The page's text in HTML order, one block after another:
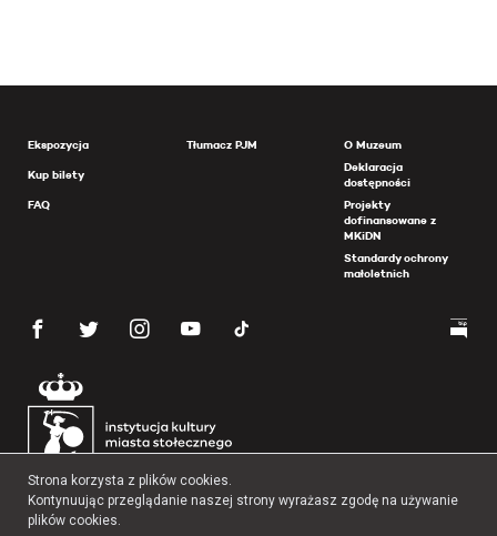
Ekspozycja
Kup bilety
FAQ
Tłumacz PJM
O Muzeum
Deklaracja
dostępności
Projekty
dofinansowane z
MKiDN
Standardy ochrony
małoletnich
Strona korzysta z plików cookies.
Kontynuując przeglądanie naszej strony wyrażasz zgodę na używanie
plików cookies.